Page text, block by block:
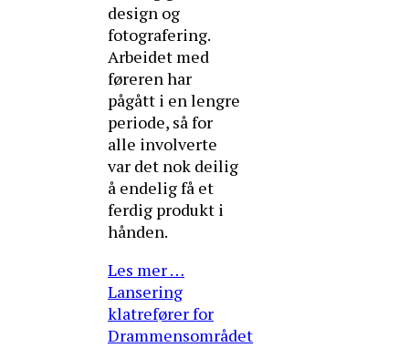
design og
fotografering.
Arbeidet med
føreren har
pågått i en lengre
periode, så for
alle involverte
var det nok deilig
å endelig få et
ferdig produkt i
hånden.
Les mer …
Lansering
klatrefører for
Drammensområdet